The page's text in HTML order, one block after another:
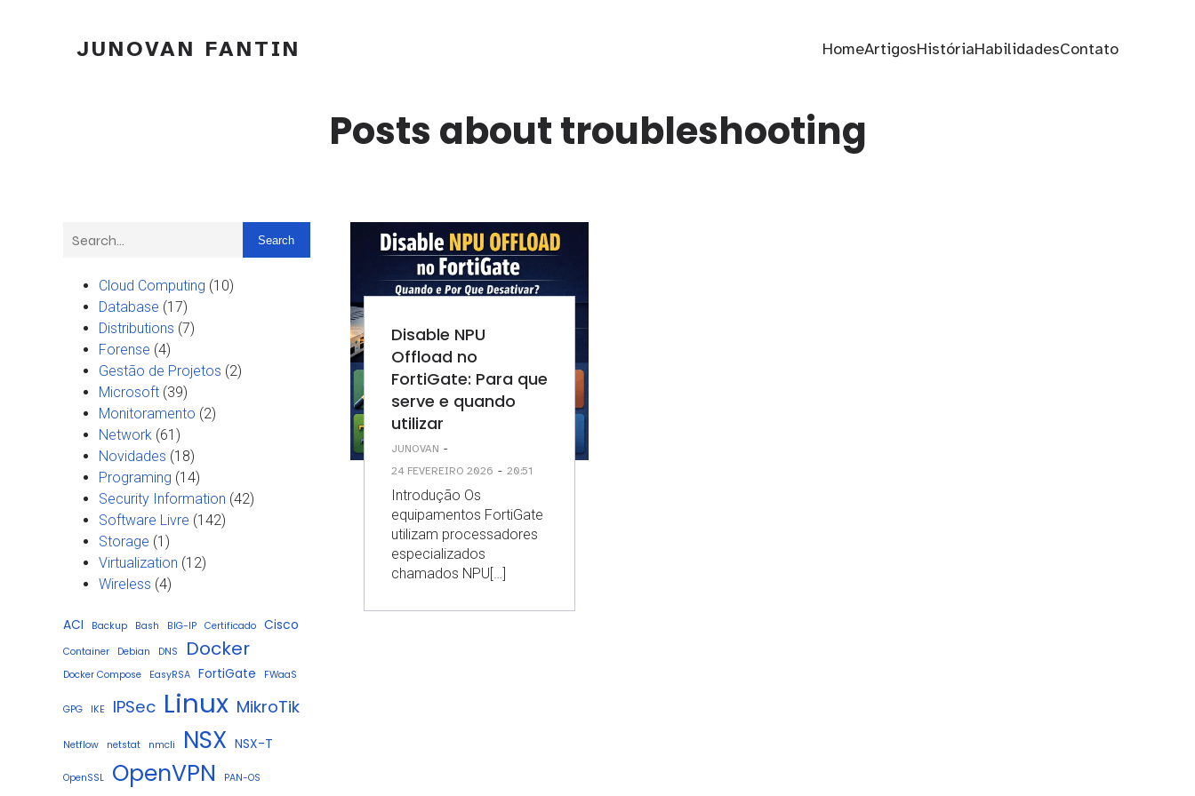
JUNOVAN FANTIN HomeArtigosHistóriaHabilidadesContato
Posts about troubleshooting
Search
Cloud Computing (10)
Database (17)
Distributions (7)
Forense (4)
Gestão de Projetos (2)
Microsoft (39)
Monitoramento (2)
Network (61)
Novidades (18)
Programing (14)
Security Information (42)
Software Livre (142)
Storage (1)
Virtualization (12)
Wireless (4)
ACI Backup Bash BIG-IP Certificado Cisco
Container Debian DNS Docker
Docker Compose EasyRSA FortiGate FWaaS
GPG IKE IPSec Linux MikroTik
Netflow netstat nmcli NSX NSX-T
OpenSSL OpenVPN PAN-OS
Disable NPU
Offload no
FortiGate: Para que
serve e quando
utilizar
JUNOVAN -
24 FEVEREIRO 2026 - 20:51
Introdução Os
equipamentos FortiGate
utilizam processadores
especializados
chamados NPU[…]